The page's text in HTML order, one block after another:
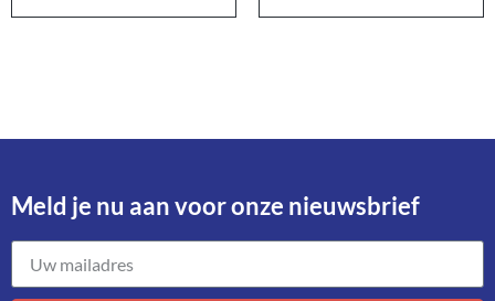
Meld je nu aan voor onze nieuwsbrief​